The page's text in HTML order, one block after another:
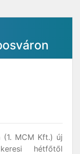
MCM Kft.) új
hétfőtől